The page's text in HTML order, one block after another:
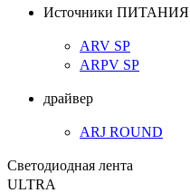
Источники ПИТАНИЯ
ARV SP
ARPV SP
драйвер
ARJ ROUND
Светодиодная лента
ULTRA